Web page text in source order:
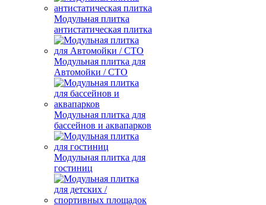
Модульная плитка
антистатическая плитка
Модульная плитка для
Автомойки / СТО
Модульная плитка для
бассейнов и аквапарков
Модульная плитка для
гостиниц